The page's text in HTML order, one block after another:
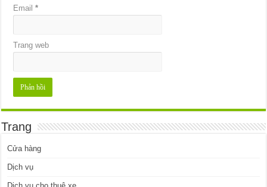
Email*
Trang web
Trang
Cửa hàng
Dịch vụ